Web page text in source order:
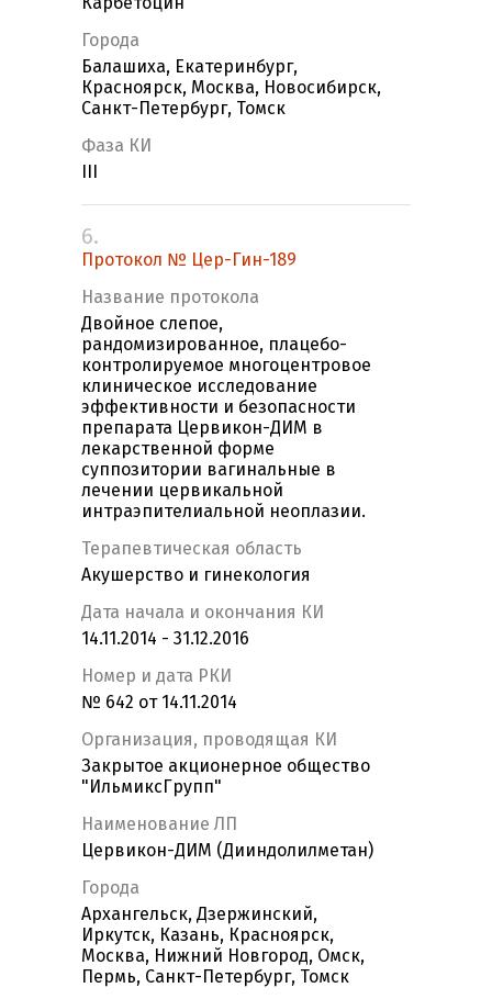
Города
Балашиха, Екатеринбург,
Красноярск, Москва, Новосибирск,
Санкт-Петербург, Томск
Фаза КИ
6.
Протокол № Цер-Гин-189
Название протокола
Двойное слепое,
рандомизированное, плацебо-
контролируемое многоцентровое
клиническое исследование
эффективности и безопасности
препарата Цервикон-ДИМ в
лекарственной форме
суппозитории вагинальные в
лечении цервикальной
интраэпителиальной неоплазии.
Терапевтическая область
Акушерство и гинекология
Дата начала и окончания КИ
14.11.2014 - 31.12.2016
Номер и дата РКИ
№ 642 от 14.11.2014
Организация, проводящая КИ
Закрытое акционерное общество
"ИльмиксГрупп"
Наименование ЛП
Цервикон-ДИМ (Дииндолилметан)
Города
Архангельск, Дзержинский,
Иркутск, Казань, Красноярск,
Москва, Нижний Новгород, Омск,
Пермь, Санкт-Петербург, Томск